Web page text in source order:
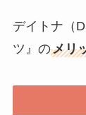
デイトナ（
ツ』のメリ